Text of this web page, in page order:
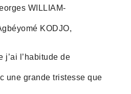
WILLIAM-
KODJO,
j’ai l’habitude de
une grande tristesse que